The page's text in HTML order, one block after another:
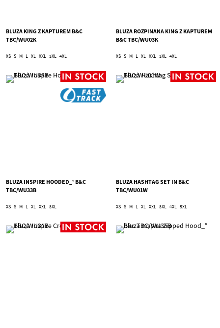
BLUZA KING Z KAPTUREM B&C
TBC/WU02K
XS S M L XL XXL 3XL 4XL
BLUZA ROZPINANA KING Z KAPTUREM
B&C TBC/WU03K
XS S M L XL XXL 3XL 4XL
BLUZA INSPIRE HOODED_° B&C
TBC/WU33B
XS S M L XL XXL 3XL
BLUZA HASHTAG SET IN B&C
TBC/WU01W
XS S M L XL XXL 3XL 4XL 5XL